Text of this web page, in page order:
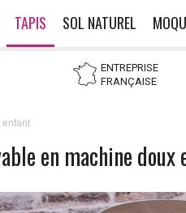
TAPIS SOL NATUREL
ENTREPRISE
FRANÇAISE
enfant
en machine